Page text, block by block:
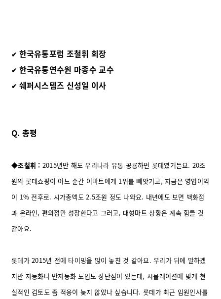
✔ 한국유통포럼 조철휘 회장
✔ 한국유통연수원 마종수 교수
✔ 쉐퍼시스템즈 신성일 이사
Q. 총평
◆조철휘 : 2015년만 해도 우리나라 유통 공룡하면 롯데였거든요. 20조
원의 롯데쇼핑이 어느 순간 이마트에게 1위를 빼앗기고, 지금은 영업이익
이 1% 전후로. 시가총액도 2.5조원 정도 나와요. 내년에도 보면 백화점
과 온라인, 편의점만 성장한다고 그러고, 대형마트 상황은 계속 힘들 것
같아요.
롯데가 2015년 전에 타이밍을 많이 놓친 것 같아요. 우리가 뒤에 말하겠
지만 자동화나 반자동화 도입도 장단점이 있는데, 시뮬레이션에 맞게 현
실적인 검토도 좀 적응이 늦지 않았나 싶습니다. 롯데가 최근 임원인사를